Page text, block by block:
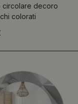
circolare decoro
colorati